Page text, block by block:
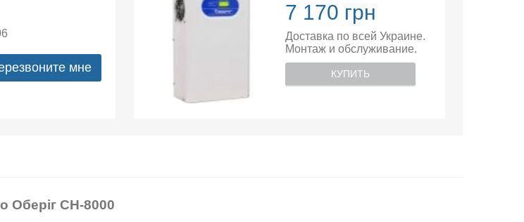
мне
7 170 грн
Доставка по всей Украине.
Монтаж и обслуживание.
КУПИТЬ
Оберіг СН-8000